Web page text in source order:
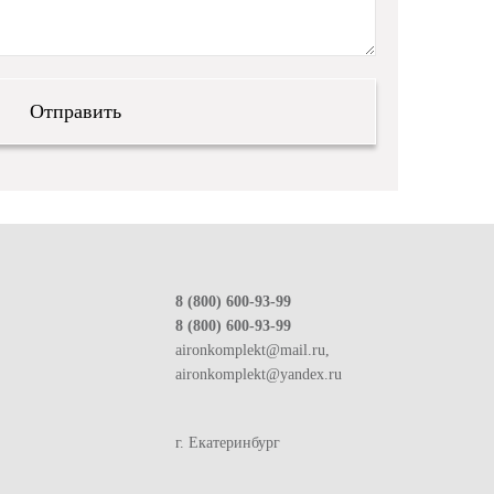
8 (800) 600-93-99
8 (800) 600-93-99
aironkomplekt@mail.ru,
aironkomplekt@yandex.ru
г. Екатеринбург